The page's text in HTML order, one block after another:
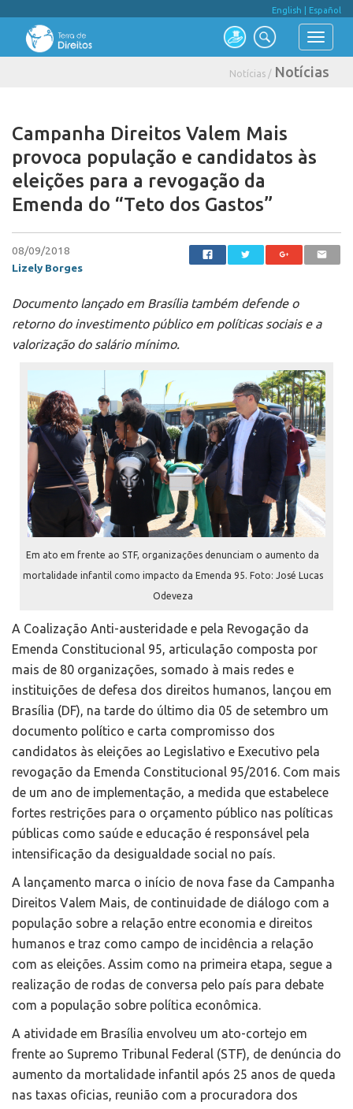
English Español
Notícias / Notícias
Campanha Direitos Valem Mais
provoca população e candidatos às
eleições para a revogação da
Emenda do “Teto dos Gastos”
08/09/2018
Lizely Borges
Documento lançado em Brasília também defende o
retorno do investimento público em políticas sociais e a
valorização do salário mínimo.
Em ato em frente ao STF, organizações denunciam o aumento da
mortalidade infantil como impacto da Emenda 95. Foto: José Lucas
Odeveza
A Coalização Anti-austeridade e pela Revogação da
Emenda Constitucional 95, articulação composta por
mais de 80 organizações, somado à mais redes e
instituições de defesa dos direitos humanos, lançou em
Brasília (DF), na tarde do último dia 05 de setembro um
documento político e carta compromisso dos
candidatos às eleições ao Legislativo e Executivo pela
revogação da Emenda Constitucional 95/2016. Com mais
de um ano de implementação, a medida que estabelece
fortes restrições para o orçamento público nas políticas
públicas como saúde e educação é responsável pela
intensificação da desigualdade social no país.
A lançamento marca o início de nova fase da Campanha
Direitos Valem Mais, de continuidade de diálogo com a
população sobre a relação entre economia e direitos
humanos e traz como campo de incidência a relação
com as eleições. Assim como na primeira etapa, segue a
realização de rodas de conversa pelo país para debate
com a população sobre política econômica.
A atividade em Brasília envolveu um ato-cortejo em
frente ao Supremo Tribunal Federal (STF), de denúncia do
aumento da mortalidade infantil após 25 anos de queda
nas taxas oficias, reunião com a procuradora dos